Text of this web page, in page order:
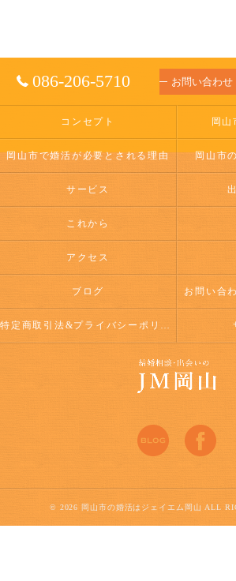
086-206-5710 お問い合わせ
コンセプト 岡
岡山市で婚活が必要とされる理由 岡山市
サービス
これから
アクセス
ブログ お問い合
特定商取引法&プライバシーポリシー
© 2026 岡山市の婚活はジェイエム岡山 ALL